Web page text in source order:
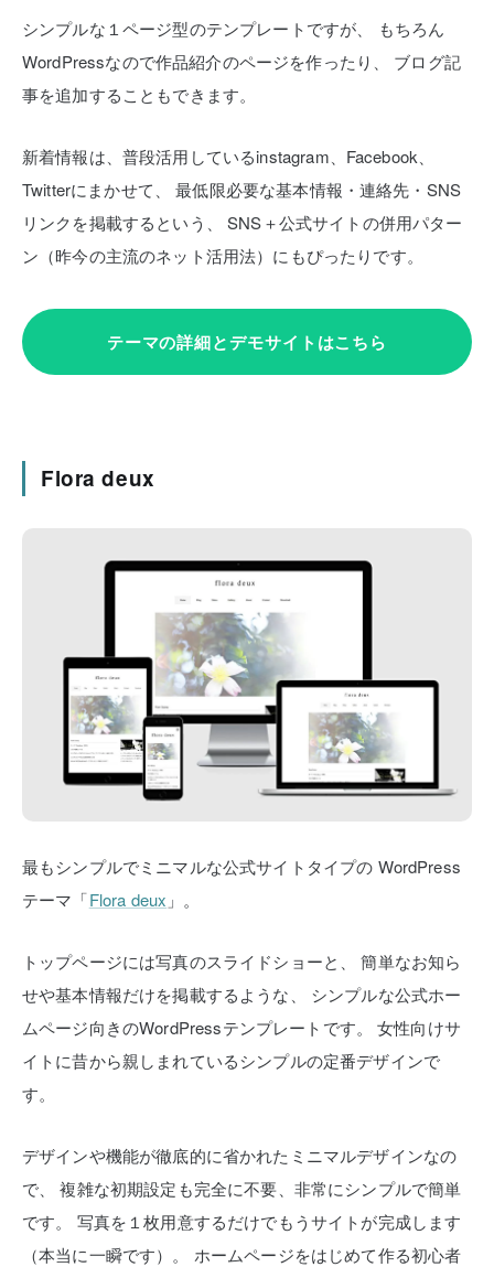
シンプルな１ページ型のテンプレートですが、
もちろん
WordPressなので作品紹介のページを作ったり、
ブログ記
事を追加することもできます。
新着情報は、普段活用しているinstagram、Facebook、
Twitterにまかせて、
最低限必要な基本情報・連絡先・SNS
リンクを掲載するという、
SNS＋公式サイトの併用パター
ン（昨今の主流のネット活用法）にもぴったりです。
テーマの詳細とデモサイトはこちら
Flora deux
最もシンプルでミニマルな公式サイトタイプの WordPress
テーマ「Flora deux 」。
トップページには写真のスライドショーと、
簡単なお知ら
せや基本情報だけを掲載するような、
シンプルな公式ホー
ムページ向きのWordPressテンプレートです。
女性向けサ
イトに昔から親しまれているシンプルの定番デザインで
す。
デザインや機能が徹底的に省かれたミニマルデザインなの
で、
複雑な初期設定も完全に不要、非常にシンプルで簡単
です。
写真を１枚用意するだけでもうサイトが完成します
（本当に一瞬です）。
ホームページをはじめて作る初心者